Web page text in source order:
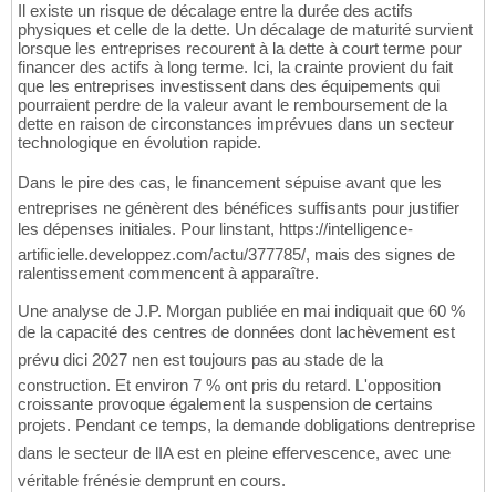
Il existe un risque de décalage entre la durée des actifs
physiques et celle de la dette. Un décalage de maturité survient
lorsque les entreprises recourent à la dette à court terme pour
financer des actifs à long terme. Ici, la crainte provient du fait
que les entreprises investissent dans des équipements qui
pourraient perdre de la valeur avant le remboursement de la
dette en raison de circonstances imprévues dans un secteur
technologique en évolution rapide.
Dans le pire des cas, le financement sépuise avant que les
entreprises ne génèrent des bénéfices suffisants pour justifier
les dépenses initiales. Pour linstant, https://intelligence-
artificielle.developpez.com/actu/377785/, mais des signes de
ralentissement commencent à apparaître.
Une analyse de J.P. Morgan publiée en mai indiquait que 60 %
de la capacité des centres de données dont lachèvement est
prévu dici 2027 nen est toujours pas au stade de la
construction. Et environ 7 % ont pris du retard. L'opposition
croissante provoque également la suspension de certains
projets. Pendant ce temps, la demande dobligations dentreprise
dans le secteur de lIA est en pleine effervescence, avec une
véritable frénésie demprunt en cours.